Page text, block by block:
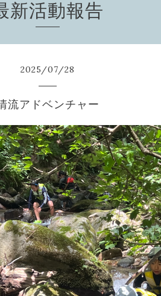
新活動報告
2025/07/28
流アドベンチャー